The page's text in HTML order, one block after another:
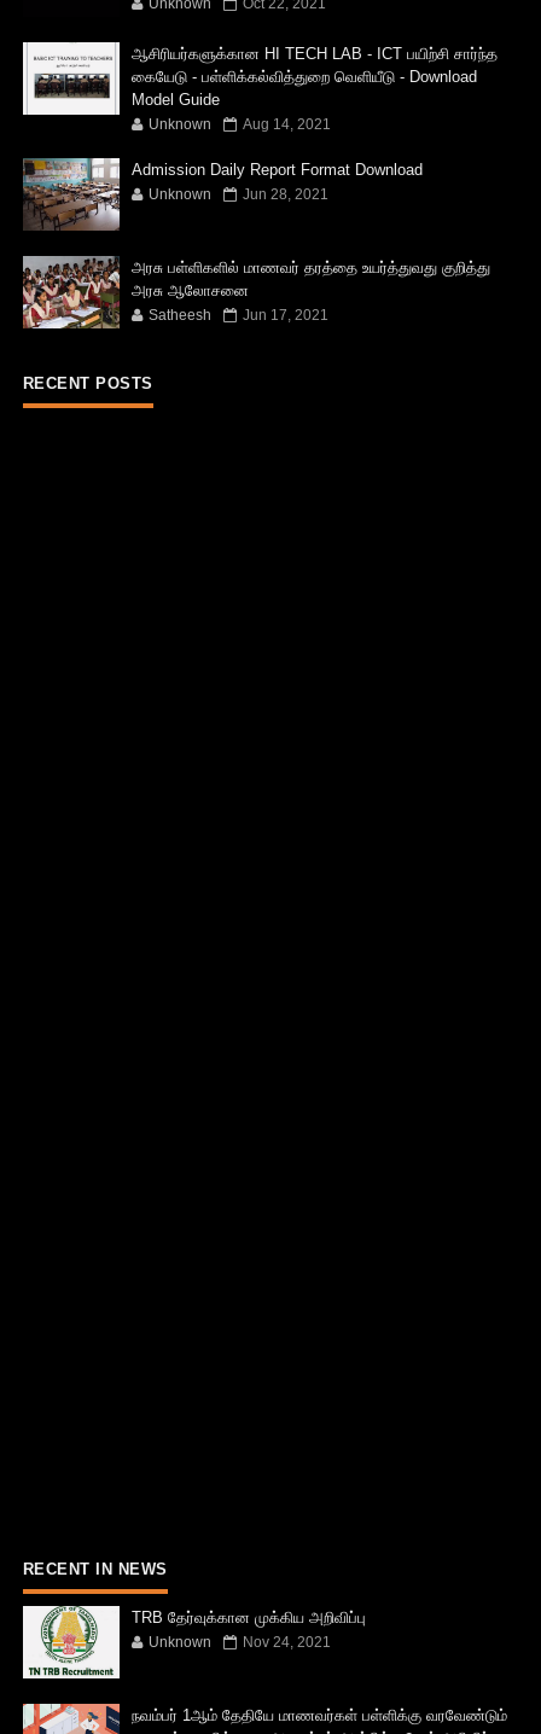
Unknown Oct 22, 2021
ஆசிரியர்களுக்கான HI TECH LAB - ICT பயிற்சி சார்ந்த
கையேடு - பள்ளிக்கல்வித்துறை வெளியீடு - Download
Model Guide
Unknown Aug 14, 2021
Admission Daily Report Format Download
Unknown Jun 28, 2021
அரசு பள்ளிகளில் மாணவர் தரத்தை உயர்த்துவது குறித்து
அரசு ஆலோசனை
Satheesh Jun 17, 2021
RECENT POSTS
RECENT IN NEWS
TRB தேர்வுக்கான முக்கிய அறிவிப்பு
Unknown Nov 24, 2021
நவம்பர் 1ஆம் தேதியே மாணவர்கள் பள்ளிக்கு வரவேண்டும்